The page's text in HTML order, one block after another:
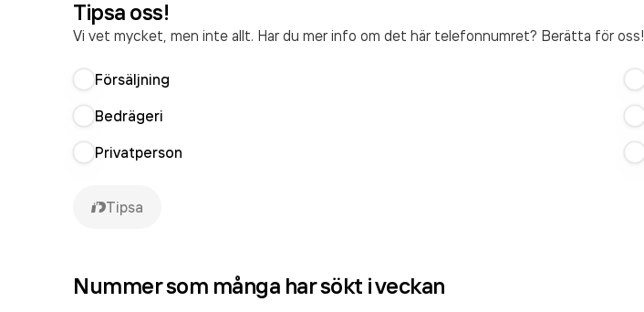
Tipsa oss!
Vi vet mycket, men inte allt. Har du mer info om det här telefonnumret? Berätta för oss!
Försäljning
Bedrägeri
Privatperson
Tipsa
Nummer som många har sökt i veckan